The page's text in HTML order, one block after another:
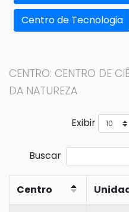
Centro de Tecnologia
CENTRO: CENTRO DE
DA NATUREZA
Exibir
Buscar
Centro